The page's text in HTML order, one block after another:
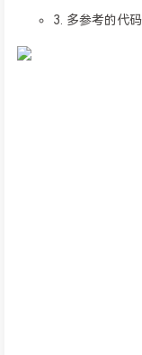
3. 多参考的代码